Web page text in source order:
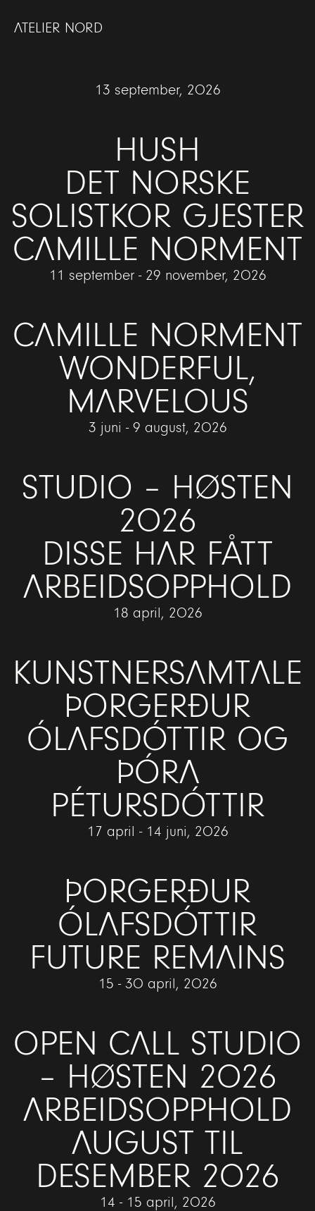
ATELIER NORD
13 september, 2026
HUSH
DET NORSKE
SOLISTKOR GJESTER
CAMILLE NORMENT
11 september - 29 november, 2026
CAMILLE NORMENT
WONDERFUL,
MARVELOUS
3 juni - 9 august, 2026
STUDIO – HØSTEN
2026
DISSE HAR FÅTT
ARBEIDSOPPHOLD
18 april, 2026
KUNSTNERSAMTALE
ÞORGERÐUR
ÓLAFSDÓTTIR OG
ÞÓRA
PÉTURSDÓTTIR
17 april - 14 juni, 2026
ÞORGERÐUR
ÓLAFSDÓTTIR
FUTURE REMAINS
15 - 30 april, 2026
OPEN CALL STUDIO
– HØSTEN 2026
ARBEIDSOPPHOLD
AUGUST TIL
DESEMBER 2026
14 - 15 april, 2026